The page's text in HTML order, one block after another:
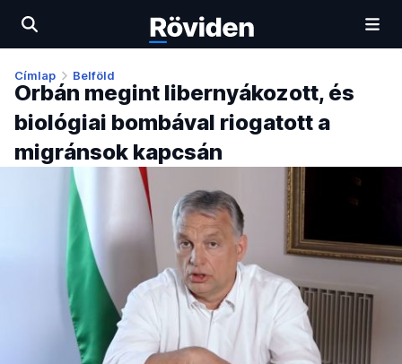
Címlap Belföld
Orbán megint libernyákozott, és
biológiai bombával riogatott a
migránsok kapcsán